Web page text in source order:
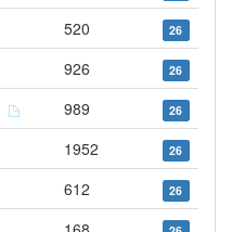
520 26
926 26
989 26
1952 26
612 26